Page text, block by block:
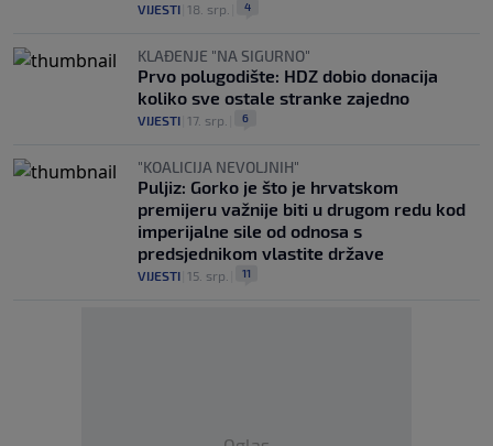
VIJESTI 18. srp. 4
KLAĐENJE "NA SIGURNO"
Prvo polugodište: HDZ dobio donacija
koliko sve ostale stranke zajedno
VIJESTI 17. srp. 6
"KOALICIJA NEVOLJNIH"
Puljiz: Gorko je što je hrvatskom
premijeru važnije biti u drugom redu kod
imperijalne sile od odnosa s
predsjednikom vlastite države
VIJESTI 15. srp. 11